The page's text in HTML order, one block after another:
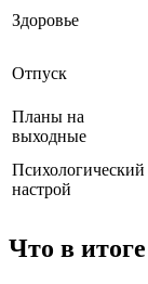
Здоровье
Отпуск
Планы на
выходные
Психологический
настрой
Что в итоге